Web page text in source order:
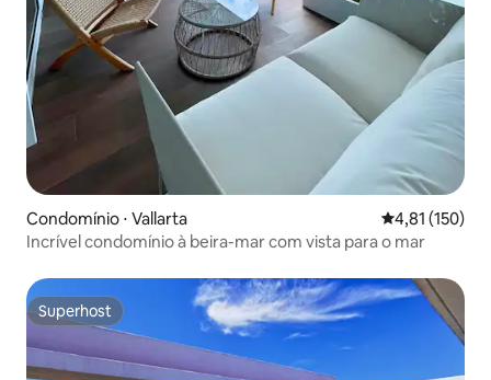
Condomínio ⋅ Vallarta 4,81 de uma
4,81 (150)
Incrível condomínio à beira-mar com vista para o mar
Superhost
Superhost